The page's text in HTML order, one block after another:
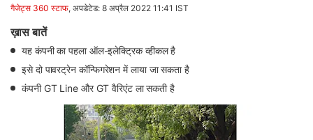
गैजेट्स 360 स्टाफ, अपडेटेड: 8 अप्रैल 2022 11:41 IST
ख़ास बातें
यह कंपनी का पहला ऑल-इलेक्ट्रिक व्‍हीकल है
इसे दो पावरट्रेन कॉन्फि‍गरेशन में लाया जा सकता है
कंपनी GT Line और GT वैरिएंट ला सकती है